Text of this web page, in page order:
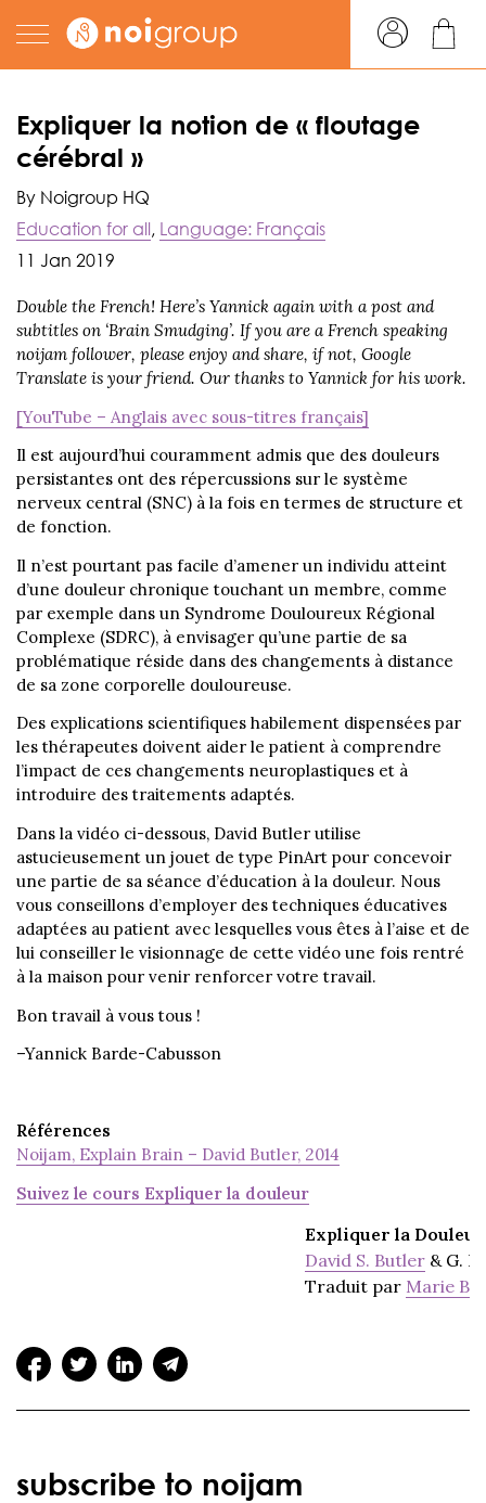
Expliquer la notion de « floutage
cérébral »
By Noigroup HQ
Education for all, Language: Français
11 Jan 2019
Double the French! Here’s Yannick again with a post and
subtitles on ‘Brain Smudging’. If you are a French speaking
noijam follower, please enjoy and share, if not, Google
Translate is your friend. Our thanks to Yannick for his work.
[YouTube – Anglais avec sous-titres français]
Il est aujourd’hui couramment admis que des douleurs
persistantes ont des répercussions sur le système
nerveux central (SNC) à la fois en termes de structure et
de fonction.
Il n’est pourtant pas facile d’amener un individu atteint
d’une douleur chronique touchant un membre, comme
par exemple dans un Syndrome Douloureux Régional
Complexe (SDRC), à envisager qu’une partie de sa
problématique réside dans des changements à distance
de sa zone corporelle douloureuse.
Des explications scientifiques habilement dispensées par
les thérapeutes doivent aider le patient à comprendre
l’impact de ces changements neuroplastiques et à
introduire des traitements adaptés.
Dans la vidéo ci-dessous, David Butler utilise
astucieusement un jouet de type PinArt pour concevoir
une partie de sa séance d’éducation à la douleur. Nous
vous conseillons d’employer des techniques éducatives
adaptées au patient avec lesquelles vous êtes à l’aise et de
lui conseiller le visionnage de cette vidéo une fois rentré
à la maison pour venir renforcer votre travail.
Bon travail à vous tous !
–Yannick Barde-Cabusson
Références
Noijam, Explain Brain – David Butler, 2014
Suivez le cours Expliquer la douleur
Expliquer la Douleur
David S. Butler & G.
Traduit par Marie
subscribe to noijam